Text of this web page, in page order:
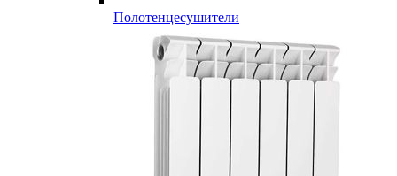
Полотенцесушители